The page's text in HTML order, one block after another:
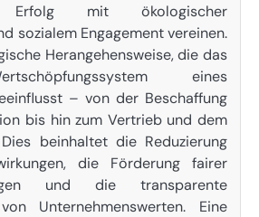
Erfolg mit ökologischer
sozialem Engagement vereinen.
Herangehensweise, die das
eines
– von der Beschaffung
bis hin zum Vertrieb und dem
beinhaltet die Reduzierung
die Förderung fairer
und die transparente
Unternehmenswerten. Eine